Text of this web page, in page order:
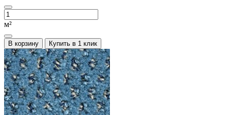
м²
В корзину Купить в 1 клик